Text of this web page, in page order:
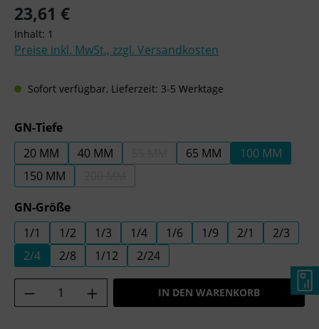
Regulärer Preis:
23,61 €
Inhalt: 1
Preise inkl. MwSt., zzgl. Versandkosten
Sofort verfügbar, Lieferzeit: 3-5 Werktage
GN-Tiefeauswählen
20 MM
40 MM (DIESE OPTION IST ZURZEIT NICHT
65 MM
100 MM
150 MM
(DIESE OPTION IST ZURZEIT NICHT
GN-Größeauswählen
1/1
1/2 1/3 1/4 1/6 1/9 2/1
2/3
2/4
2/8 1/12 2/24
Produkt Anzahl: Gib den gewünschten
IN DEN WARENKORB